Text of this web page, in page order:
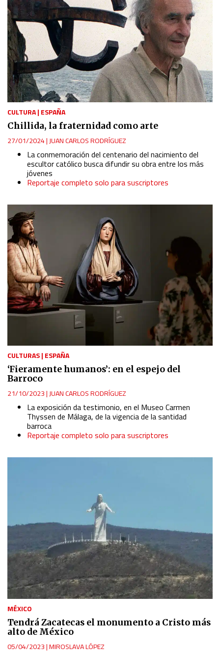
CULTURA| ESPAÑA
Chillida, la fraternidad como arte
27/01/2024| JUAN CARLOS RODRÍGUEZ
La conmemoración del centenario del nacimiento del
escultor católico busca difundir su obra entre los más
jóvenes
Reportaje completo solo para suscriptores
CULTURAS| ESPAÑA
‘Fieramente humanos’: en el espejo del
Barroco
21/10/2023|JUAN CARLOS RODRÍGUEZ
La exposición da testimonio, en el Museo Carmen
Thyssen de Málaga, de la vigencia de la santidad
barroca
Reportaje completo solo para suscriptores
MÉXICO
Tendrá Zacatecas el monumento a Cristo más
alto de México
05/04/2023|MIROSLAVA LÓPEZ